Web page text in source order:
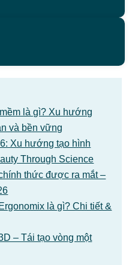
là gì? Xu hướng
và bền vững
Xu hướng tạo hình
Through Science
thức được ra mắt –
là gì? Chi tiết &
– Tái tạo vòng một